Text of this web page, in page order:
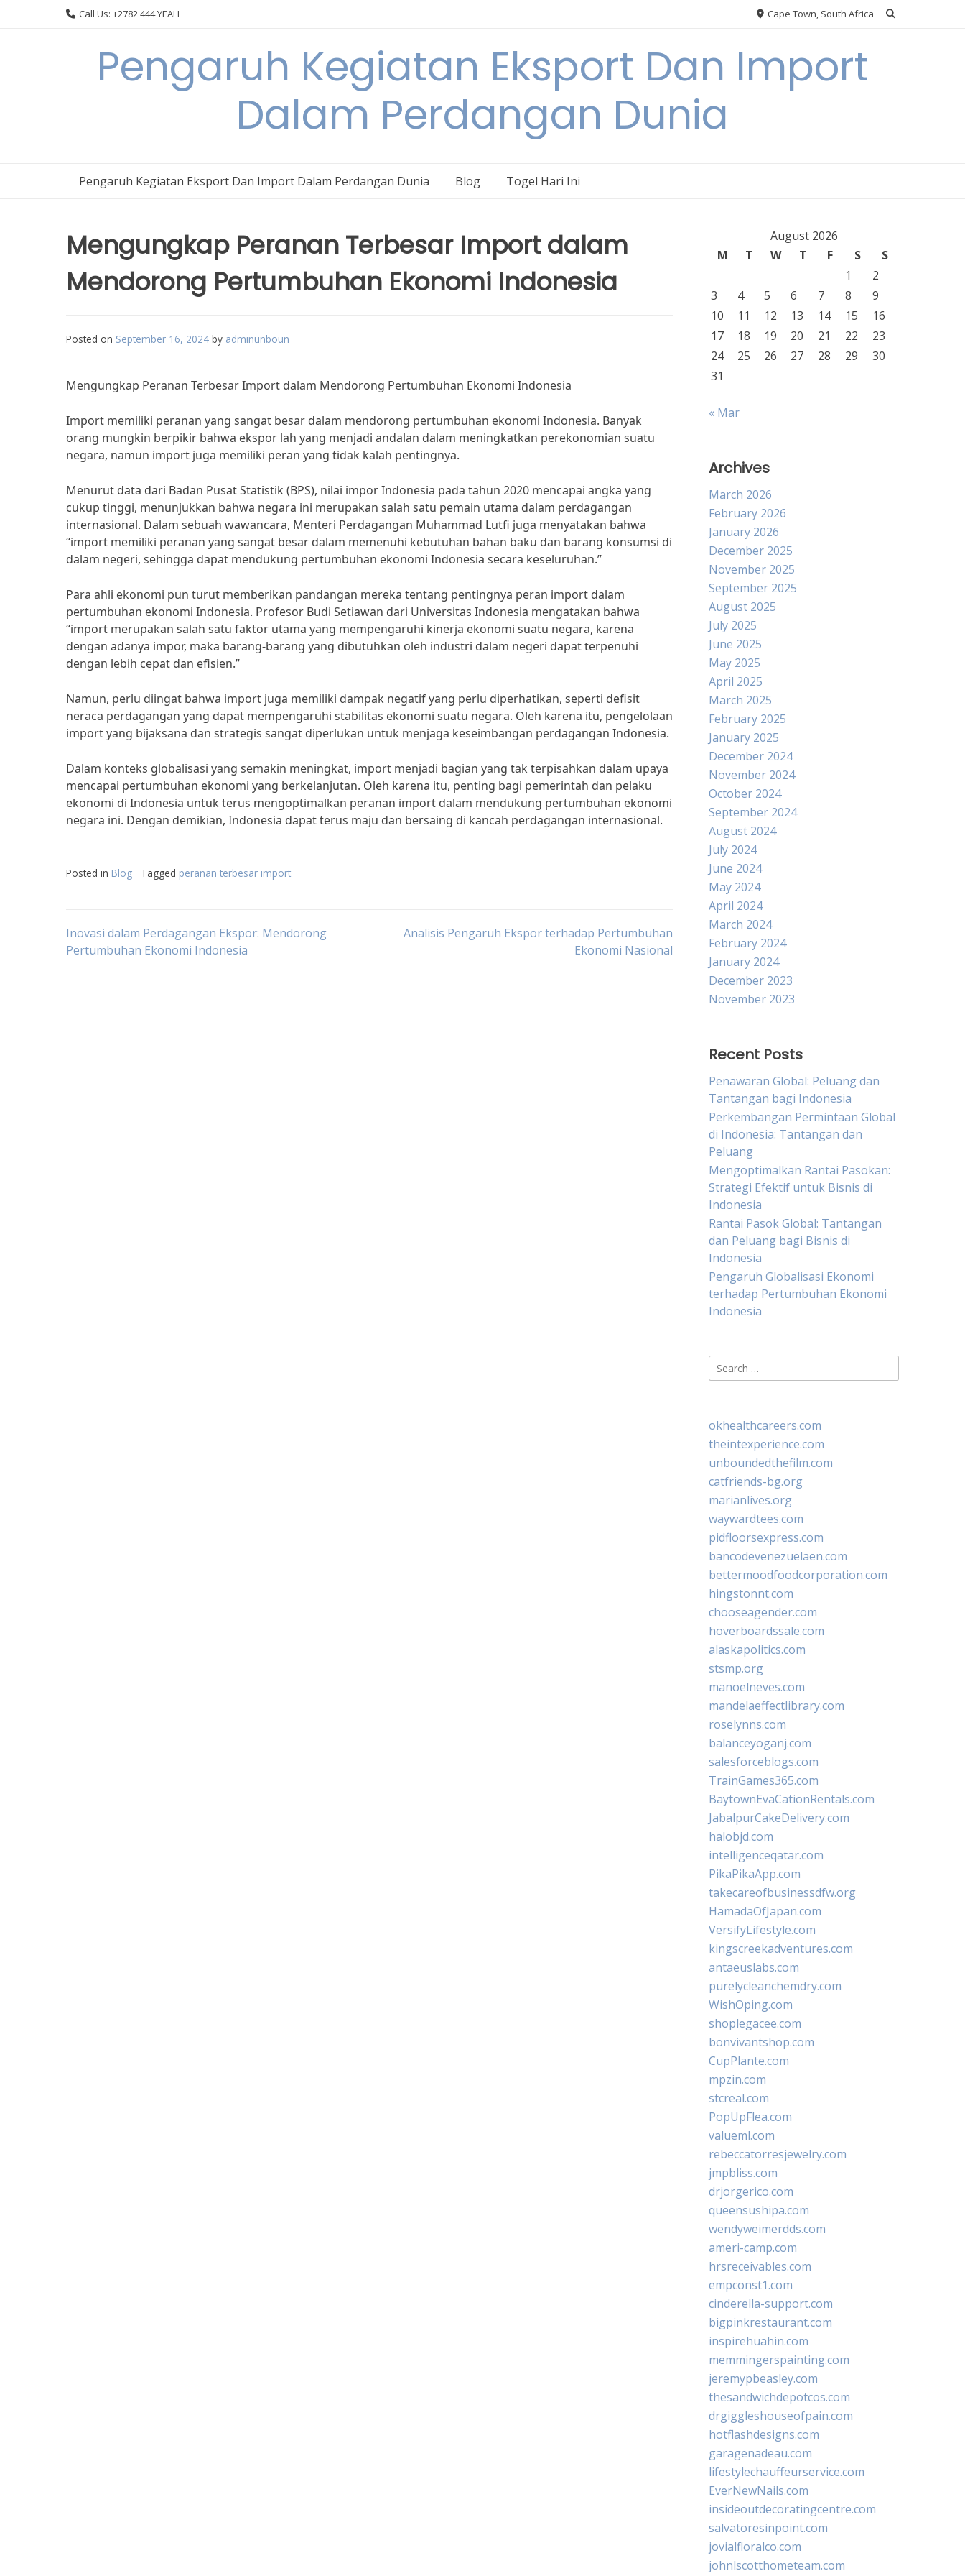
Call Us: +2782 444 YEAH Cape Town, South Africa
Pengaruh Kegiatan Eksport Dan Import
Dalam Perdangan Dunia
Pengaruh Kegiatan Eksport Dan Import Dalam Perdangan Dunia Blog Togel Hari Ini
Mengungkap Peranan Terbesar Import dalam
Mendorong Pertumbuhan Ekonomi Indonesia
Posted on September 16, 2024 by adminunboun
Mengungkap Peranan Terbesar Import dalam Mendorong Pertumbuhan Ekonomi Indonesia
Import memiliki peranan yang sangat besar dalam mendorong pertumbuhan ekonomi Indonesia. Banyak
orang mungkin berpikir bahwa ekspor lah yang menjadi andalan dalam meningkatkan perekonomian suatu
negara, namun import juga memiliki peran yang tidak kalah pentingnya.
Menurut data dari Badan Pusat Statistik (BPS), nilai impor Indonesia pada tahun 2020 mencapai angka yang
cukup tinggi, menunjukkan bahwa negara ini merupakan salah satu pemain utama dalam perdagangan
internasional. Dalam sebuah wawancara, Menteri Perdagangan Muhammad Lutfi juga menyatakan bahwa
“import memiliki peranan yang sangat besar dalam memenuhi kebutuhan bahan baku dan barang konsumsi di
dalam negeri, sehingga dapat mendukung pertumbuhan ekonomi Indonesia secara keseluruhan.”
Para ahli ekonomi pun turut memberikan pandangan mereka tentang pentingnya peran import dalam
pertumbuhan ekonomi Indonesia. Profesor Budi Setiawan dari Universitas Indonesia mengatakan bahwa
“import merupakan salah satu faktor utama yang mempengaruhi kinerja ekonomi suatu negara, karena
dengan adanya impor, maka barang-barang yang dibutuhkan oleh industri dalam negeri dapat terpenuhi
dengan lebih cepat dan efisien.”
Namun, perlu diingat bahwa import juga memiliki dampak negatif yang perlu diperhatikan, seperti defisit
neraca perdagangan yang dapat mempengaruhi stabilitas ekonomi suatu negara. Oleh karena itu, pengelolaan
import yang bijaksana dan strategis sangat diperlukan untuk menjaga keseimbangan perdagangan Indonesia.
Dalam konteks globalisasi yang semakin meningkat, import menjadi bagian yang tak terpisahkan dalam upaya
mencapai pertumbuhan ekonomi yang berkelanjutan. Oleh karena itu, penting bagi pemerintah dan pelaku
ekonomi di Indonesia untuk terus mengoptimalkan peranan import dalam mendukung pertumbuhan ekonomi
negara ini. Dengan demikian, Indonesia dapat terus maju dan bersaing di kancah perdagangan internasional.
Posted in Blog Tagged peranan terbesar import
Post
Inovasi dalam Perdagangan Ekspor: Mendorong
Pertumbuhan Ekonomi Indonesia
Analisis Pengaruh Ekspor terhadap Pertumbuhan
Ekonomi Nasional
August 2026
M
T W T F S
S
1
2
3
4 5 6 7 8
9
10
11 12 13 14 15
16
17
18 19 20 21 22
23
24
25 26 27 28 29
30
31
« Mar
Archives
March 2026
February 2026
January 2026
December 2025
November 2025
September 2025
August 2025
July 2025
June 2025
May 2025
April 2025
March 2025
February 2025
January 2025
December 2024
November 2024
October 2024
September 2024
August 2024
July 2024
June 2024
May 2024
April 2024
March 2024
February 2024
January 2024
December 2023
November 2023
Recent Posts
Penawaran Global: Peluang dan
Tantangan bagi Indonesia
Perkembangan Permintaan Global
di Indonesia: Tantangan dan
Peluang
Mengoptimalkan Rantai Pasokan:
Strategi Efektif untuk Bisnis di
Indonesia
Rantai Pasok Global: Tantangan
dan Peluang bagi Bisnis di
Indonesia
Pengaruh Globalisasi Ekonomi
terhadap Pertumbuhan Ekonomi
Indonesia
Search
for:
okhealthcareers.com
theintexperience.com
unboundedthefilm.com
catfriends-bg.org
marianlives.org
waywardtees.com
pidfloorsexpress.com
bancodevenezuelaen.com
bettermoodfoodcorporation.com
hingstonnt.com
chooseagender.com
hoverboardssale.com
alaskapolitics.com
stsmp.org
manoelneves.com
mandelaeffectlibrary.com
roselynns.com
balanceyoganj.com
salesforceblogs.com
TrainGames365.com
BaytownEvaCationRentals.com
JabalpurCakeDelivery.com
halobjd.com
intelligenceqatar.com
PikaPikaApp.com
takecareofbusinessdfw.org
HamadaOfJapan.com
VersifyLifestyle.com
kingscreekadventures.com
antaeuslabs.com
purelycleanchemdry.com
WishOping.com
shoplegacee.com
bonvivantshop.com
CupPlante.com
mpzin.com
stcreal.com
PopUpFlea.com
valueml.com
rebeccatorresjewelry.com
jmpbliss.com
drjorgerico.com
queensushipa.com
wendyweimerdds.com
ameri-camp.com
hrsreceivables.com
empconst1.com
cinderella-support.com
bigpinkrestaurant.com
inspirehuahin.com
memmingerspainting.com
jeremypbeasley.com
thesandwichdepotcos.com
drgiggleshouseofpain.com
hotflashdesigns.com
garagenadeau.com
lifestylechauffeurservice.com
EverNewNails.com
insideoutdecoratingcentre.com
salvatoresinpoint.com
jovialfloralco.com
johnlscotthometeam.com